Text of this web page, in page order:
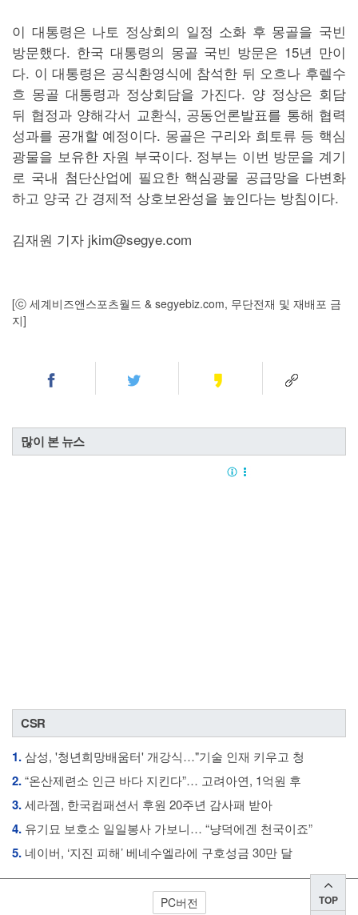
이 대통령은 나토 정상회의 일정 소화 후 몽골을 국빈
방문했다. 한국 대통령의 몽골 국빈 방문은 15년 만이
다. 이 대통령은 공식환영식에 참석한 뒤 오흐나 후렐수
흐 몽골 대통령과 정상회담을 가진다. 양 정상은 회담
뒤 협정과 양해각서 교환식, 공동언론발표를 통해 협력
성과를 공개할 예정이다. 몽골은 구리와 희토류 등 핵심
광물을 보유한 자원 부국이다. 정부는 이번 방문을 계기
로 국내 첨단산업에 필요한 핵심광물 공급망을 다변화
하고 양국 간 경제적 상호보완성을 높인다는 방침이다.
김재원 기자 jkim@segye.com
[ⓒ 세계비즈앤스포츠월드 & segyebiz.com, 무단전재 및 재배포 금
지]
많이 본 뉴스
CSR
1.삼성, '청년희망배움터' 개강식…"기술 인재 키우고 청
2.“온산제련소 인근 바다 지킨다”… 고려아연, 1억원 후
3.세라젬, 한국컴패션서 후원 20주년 감사패 받아
4. 유기묘 보호소 일일봉사 가보니… “냥덕에겐 천국이죠”
5. 네이버, ‘지진 피해’ 베네수엘라에 구호성금 30만 달
PC버전 TOP